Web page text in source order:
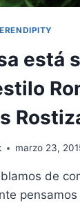
está
marzo 23,
de